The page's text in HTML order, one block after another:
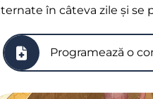
în câteva zile și
Programează o